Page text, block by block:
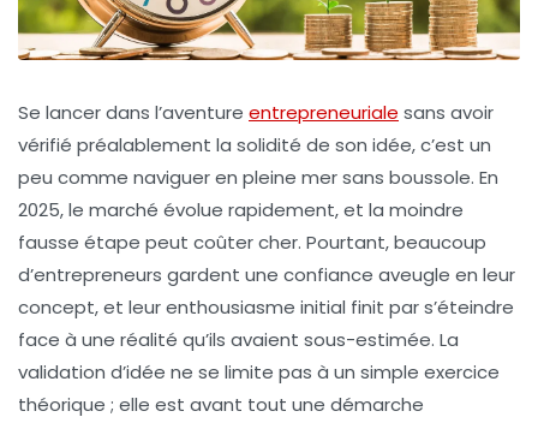
Se lancer dans l’aventure entrepreneuriale sans avoir
vérifié préalablement la solidité de son idée, c’est un
peu comme naviguer en pleine mer sans boussole. En
2025, le marché évolue rapidement, et la moindre
fausse étape peut coûter cher. Pourtant, beaucoup
d’entrepreneurs gardent une confiance aveugle en leur
concept, et leur enthousiasme initial finit par s’éteindre
face à une réalité qu’ils avaient sous-estimée. La
validation d’idée ne se limite pas à un simple exercice
théorique ; elle est avant tout une démarche